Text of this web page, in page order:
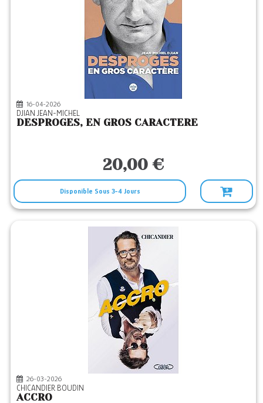
16-04-2026
DJIAN JEAN-MICHEL
DESPROGES, EN GROS CARACTERE
20,00 €
Disponible Sous 3-4 Jours
26-03-2026
CHICANDIER BOUDIN
ACCRO